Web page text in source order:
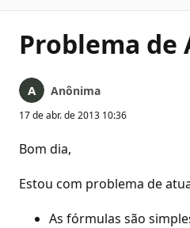
Problema de
Anônima
17 de abr. de 2013 10:36
Bom dia,
Estou com problema de
As fórmulas são